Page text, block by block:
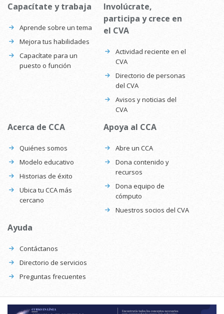
Capacítate y trabaja
Aprende sobre un tema
Mejora tus habilidades
Capacítate para un
puesto o función
Involúcrate,
participa y crece en
el CVA
Actividad reciente en el
CVA
Directorio de personas
del CVA
Avisos y noticias del
CVA
Acerca de CCA
Quiénes somos
Modelo educativo
Historias de éxito
Ubica tu CCA más
cercano
Apoya al CCA
Abre un CCA
Dona contenido y
recursos
Dona equipo de
cómputo
Nuestros socios del CVA
Ayuda
Contáctanos
Directorio de servicios
Preguntas frecuentes